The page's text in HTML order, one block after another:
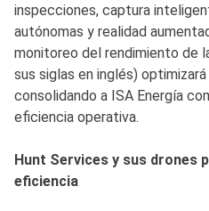
inspecciones, captura
autónomas y realidad
monitoreo del rendimiento de
sus siglas en inglés)
consolidando a ISA Energía
eficiencia operativa.
Hunt Services y sus drones
eficiencia